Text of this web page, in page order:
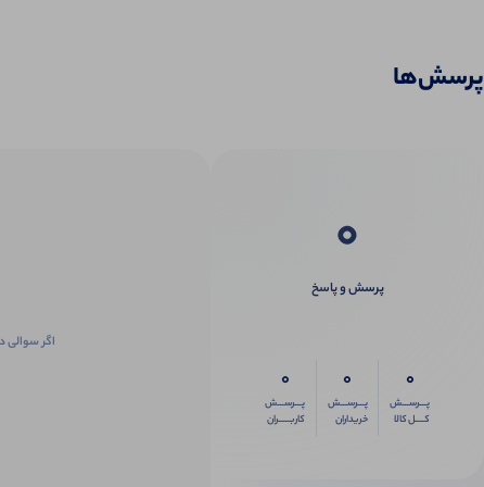
پرسش‌ها
0
پرسش و پاسخ
0
پـــرســـش
کــــل کالا
0
پـــرســـش
خریداران
0
پـــرســـش
کاربـــــران
اگر سوالی